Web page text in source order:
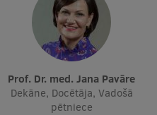
Prof. Dr. med. Jana Pavāre
Dekāne, Docētāja, Vadošā
pētniece